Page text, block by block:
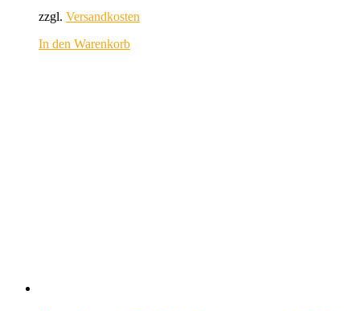
zzgl. Versandkosten
In den Warenkorb